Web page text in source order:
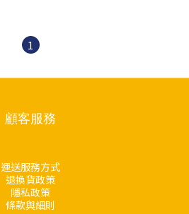
1
顧客服務
運送服務方式
退換貨政策
隱私政策
條款與細則